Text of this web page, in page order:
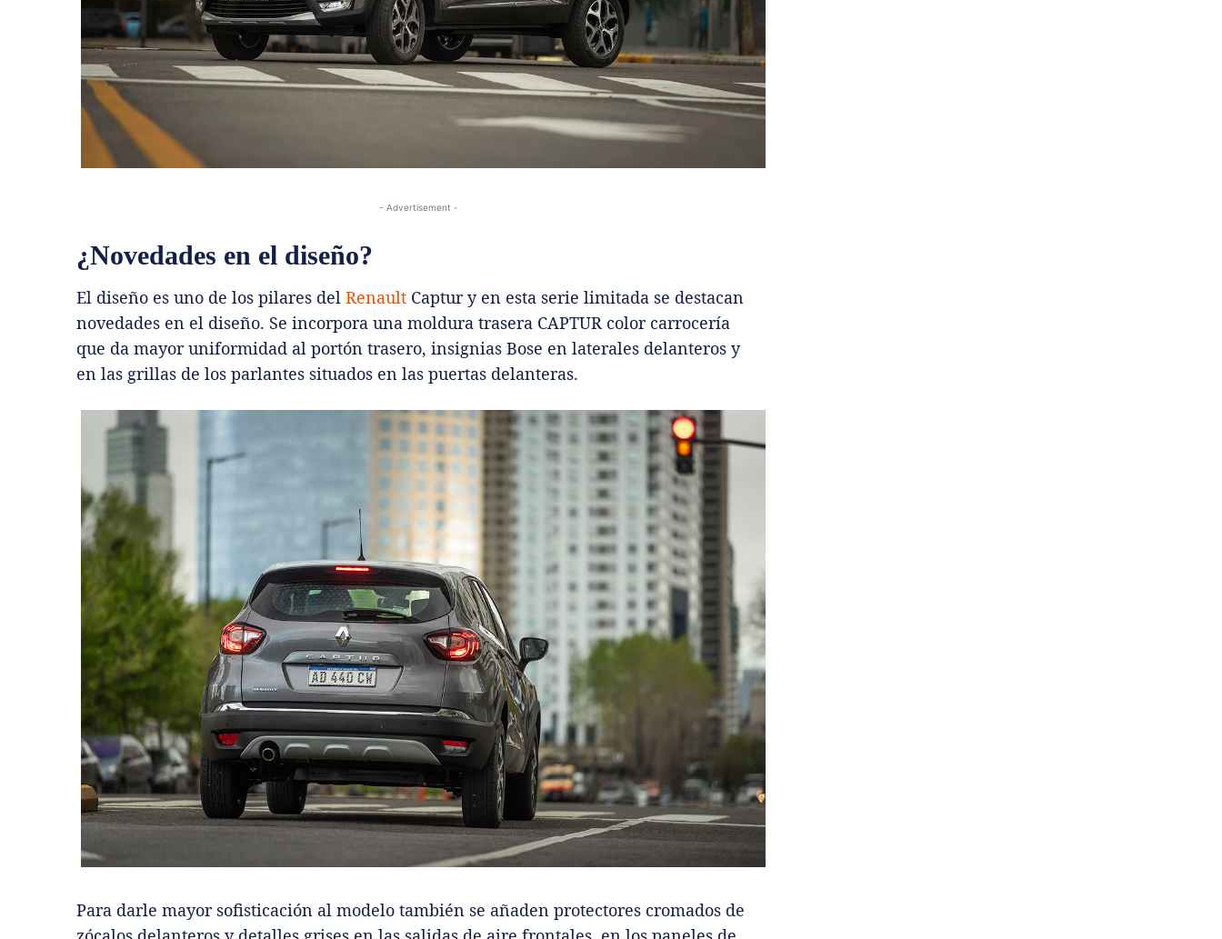
- Advertisement -
¿Novedades en el diseño?
El diseño es uno de los pilares del Renault Captur y en esta serie limitada se destacan
novedades en el diseño. Se incorpora una moldura trasera CAPTUR color carrocería
que da mayor uniformidad al portón trasero, insignias Bose en laterales delanteros y
en las grillas de los parlantes situados en las puertas delanteras.
Para darle mayor sofisticación al modelo también se añaden protectores cromados de